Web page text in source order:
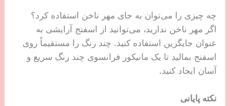
چه چیزی را می‌توان به جای مهر ناخن استفاده کرد؟
اگر مهر ناخن ندارید، می‌توانید از اسفنج آرایشی به
عنوان جایگزین استفاده کنید. چند رنگ را مستقیماً روی
اسفنج بمالید تا یک مانیکور فرانسوی چند رنگ سریع و
آسان ایجاد کنید.
نکته پایانی